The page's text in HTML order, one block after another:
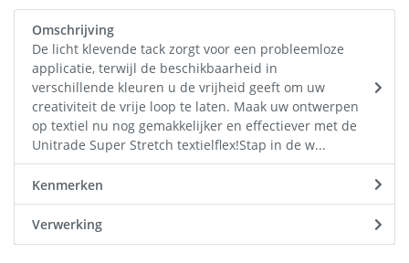
Omschrijving
De licht klevende tack zorgt voor een probleemloze
applicatie, terwijl de beschikbaarheid in
verschillende kleuren u de vrijheid geeft om uw
creativiteit de vrije loop te laten. Maak uw ontwerpen
op textiel nu nog gemakkelijker en effectiever met de
Unitrade Super Stretch textielflex!Stap in de w...
Kenmerken
Verwerking